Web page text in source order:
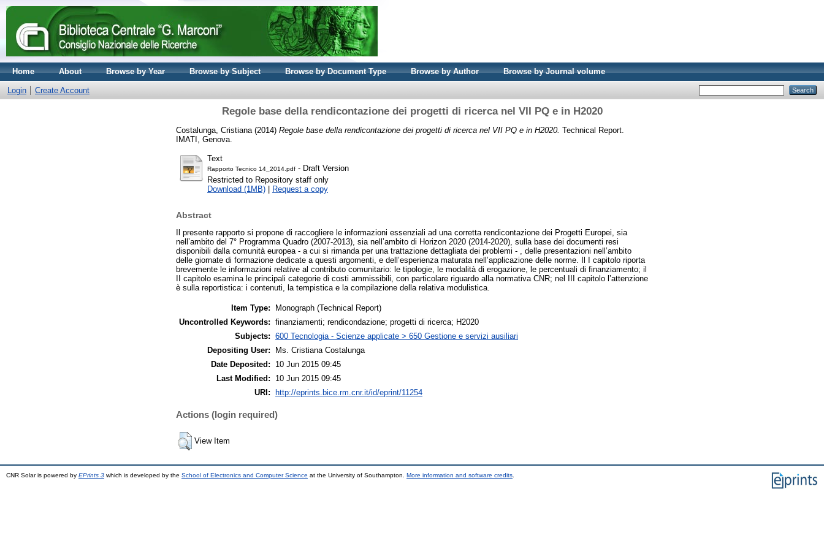
Home About Browse by Year Browse by Subject Browse by Document Type Browse by Author Browse by Journal volume
Login Create Account
Regole base della rendicontazione dei progetti di ricerca nel VII PQ e in H2020
Costalunga, Cristiana (2014) Regole base della rendicontazione dei progetti di ricerca nel VII PQ e in H2020. Technical Report.
IMATI, Genova.
Text
Rapporto Tecnico 14_2014.pdf - Draft Version
Restricted to Repository staff only
Download (1MB) | Request a copy
Abstract
Il presente rapporto si propone di raccogliere le informazioni essenziali ad una corretta rendicontazione dei Progetti Europei, sia
nell’ambito del 7° Programma Quadro (2007-2013), sia nell’ambito di Horizon 2020 (2014-2020), sulla base dei documenti resi
disponibili dalla comunità europea - a cui si rimanda per una trattazione dettagliata dei problemi - , delle presentazioni nell’ambito
delle giornate di formazione dedicate a questi argomenti, e dell’esperienza maturata nell’applicazione delle norme. Il I capitolo riporta
brevemente le informazioni relative al contributo comunitario: le tipologie, le modalità di erogazione, le percentuali di finanziamento; il
II capitolo esamina le principali categorie di costi ammissibili, con particolare riguardo alla normativa CNR; nel III capitolo l’attenzione
è sulla reportistica: i contenuti, la tempistica e la compilazione della relativa modulistica.
Item Type:
Monograph (Technical Report)
Uncontrolled Keywords: finanziamenti; rendicondazione; progetti di ricerca; H2020
Subjects: 600 Tecnologia - Scienze applicate > 650 Gestione e servizi ausiliari
Depositing User:
Ms. Cristiana Costalunga
Date Deposited:
10 Jun 2015 09:45
Last Modified:
10 Jun 2015 09:45
URI:
http://eprints.bice.rm.cnr.it/id/eprint/11254
Actions (login required)
View Item
CNR Solar is powered by EPrints 3 which is developed by the School of Electronics and Computer Science at the University of Southampton. More information and software credits